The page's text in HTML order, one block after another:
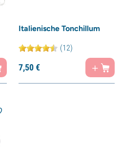
Italienische Tonchillum
(12)
7,50€